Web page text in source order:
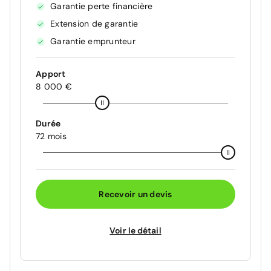
Garantie perte financière
Extension de garantie
Garantie emprunteur
Apport
8 000 €
Durée
72 mois
Recevoir un devis
Voir le détail